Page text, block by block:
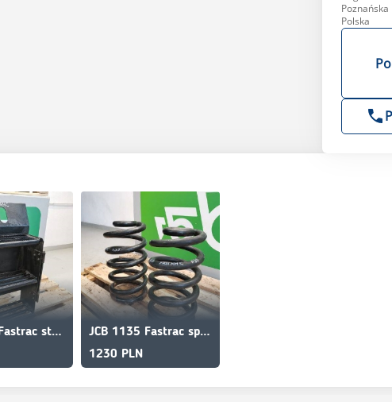
Polska
JCB 1135 Fastrac stairs
JCB 1135 Fastrac spring bridge
1230 PLN